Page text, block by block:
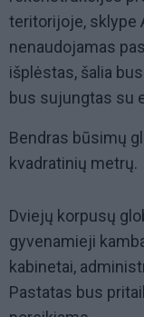
teritorijoje, sklype
nenaudojamas
išplėstas, šalia
bus sujungtas su
Bendras būsimų
kvadratinių metrų.
Dviejų korpusų
gyvenamieji
kabinetai,
Pastatas bus